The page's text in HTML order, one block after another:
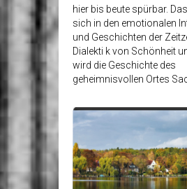
hier bis beute spürbar.
sich in den emotionalen
und Geschichten der
Dialekti k von Schönheit
wird die Geschichte des
geheimnisvollen Ortes